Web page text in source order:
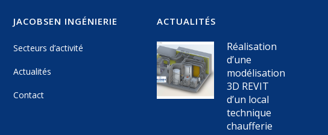
JACOBSEN INGÉNIERIE
Secteurs d’activité
Actualités
Contact
ACTUALITÉS
Réalisation
d’une
modélisation
3D REVIT
d’un local
technique
chaufferie